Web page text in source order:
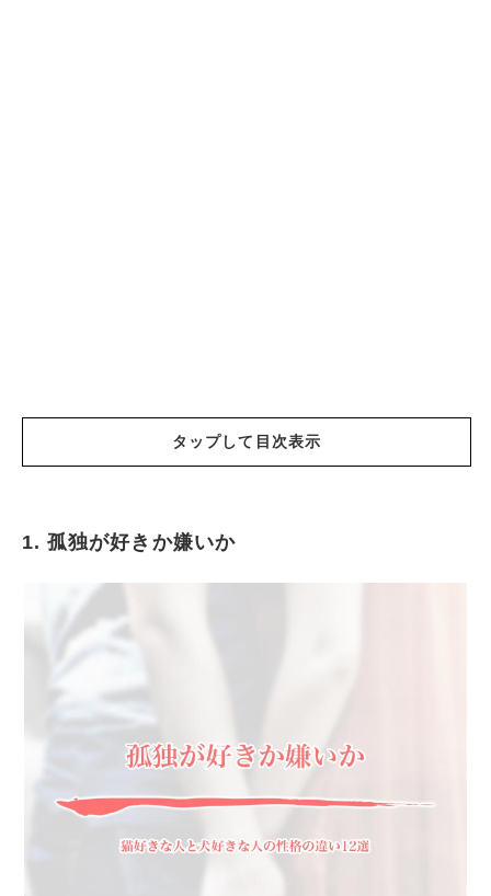
タップして目次表示
孤独が好きか嫌いか
自己中心的か、自分以外に尽くすのが好きか
アクティブ、非アクティブ
外向的、内向的
几帳面、だらしない
気分屋かそうでないか
感情の表現がはっきりしている、いない
協調性があるかどうか
静かが好き、にぎやかが好き
1. 孤独が好きか嫌いか